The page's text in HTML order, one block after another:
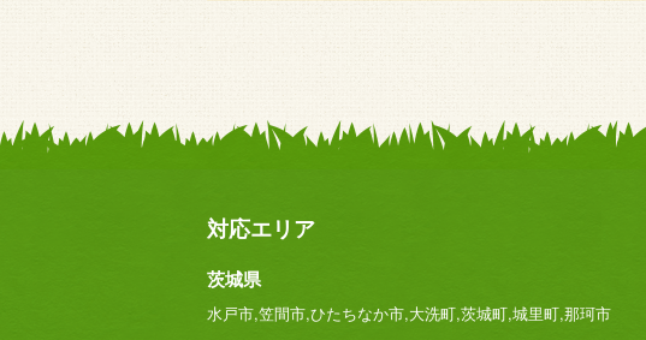
対応エリア
茨城県
水戸市,笠間市,ひたちなか市,大洗町,茨城町,城里町,那珂市